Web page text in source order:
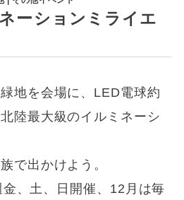
ーションミライエ
地を会場に、LED電球約
陸最大級のイルミネーシ
で出かけよう。
、土、日開催、12月は毎